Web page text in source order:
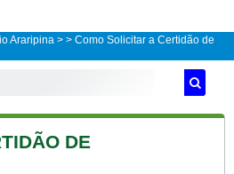
Araripina > > Como Solicitar a Certidão de
DE